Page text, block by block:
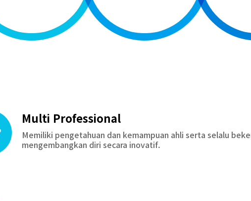
Multi Professional
Memiliki pengetahuan dan kemampuan ahli serta selalu
mengembangkan diri secara inovatif.